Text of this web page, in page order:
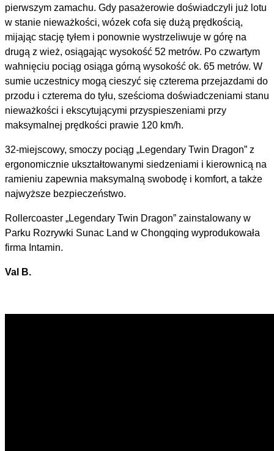
pierwszym zamachu. Gdy pasażerowie doświadczyli już lotu
w stanie nieważkości, wózek cofa się dużą prędkością,
mijając stację tyłem i ponownie wystrzeliwuje w górę na
drugą z wież, osiągając wysokość 52 metrów. Po czwartym
wahnięciu pociąg osiąga górną wysokość ok. 65 metrów. W
sumie uczestnicy mogą cieszyć się czterema przejazdami do
przodu i czterema do tyłu, sześcioma doświadczeniami stanu
nieważkości i ekscytującymi przyspieszeniami przy
maksymalnej prędkości prawie 120 km/h.
32-miejscowy, smoczy pociąg „Legendary Twin Dragon” z
ergonomicznie ukształtowanymi siedzeniami i kierownicą na
ramieniu zapewnia maksymalną swobodę i komfort, a także
najwyższe bezpieczeństwo.
Rollercoaster „Legendary Twin Dragon” zainstalowany w
Parku Rozrywki Sunac Land w Chongqing wyprodukowała
firma Intamin.
Val B.